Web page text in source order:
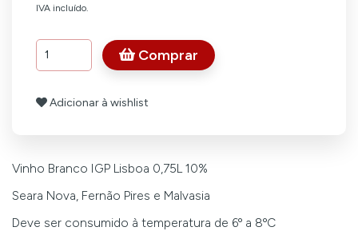
IVA incluído.
Comprar
Adicionar à wishlist
Vinho Branco IGP Lisboa 0,75L 10%
Seara Nova, Fernão Pires e Malvasia
Deve ser consumido à temperatura de 6º a 8ºC